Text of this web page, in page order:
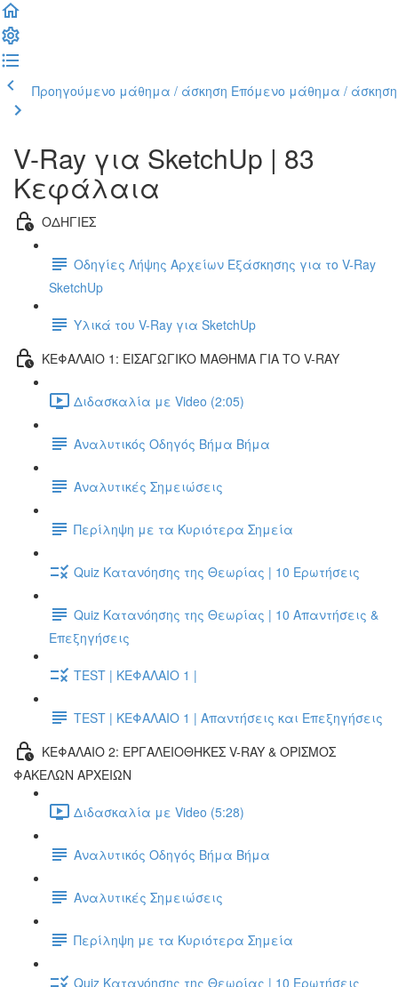
Προηγούμενο μάθημα / άσκηση Επόμενο μάθημα / άσκηση
V-Ray για SketchUp | 83
Κεφάλαια
ΟΔΗΓΙΕΣ
Οδηγίες Λήψης Αρχείων Εξάσκησης για το V-Ray
SketchUp
Υλικά του V-Ray για SketchUp
ΚΕΦΑΛΑΙΟ 1: ΕΙΣΑΓΩΓΙΚΟ ΜΑΘΗΜΑ ΓΙΑ ΤΟ V-RAY
Διδασκαλία με Video (2:05)
Αναλυτικός Οδηγός Βήμα Βήμα
Αναλυτικές Σημειώσεις
Περίληψη με τα Κυριότερα Σημεία
Quiz Κατανόησης της Θεωρίας | 10 Ερωτήσεις
Quiz Κατανόησης της Θεωρίας | 10 Απαντήσεις &
Επεξηγήσεις
TEST | ΚΕΦΑΛΑΙΟ 1 |
TEST | ΚΕΦΑΛΑΙΟ 1 | Απαντήσεις και Επεξηγήσεις
ΚΕΦΑΛΑΙΟ 2: ΕΡΓΑΛΕΙΟΘΗΚΕΣ V-RAY & ΟΡΙΣΜΟΣ
ΦΑΚΕΛΩΝ ΑΡΧΕΙΩΝ
Διδασκαλία με Video (5:28)
Αναλυτικός Οδηγός Βήμα Βήμα
Αναλυτικές Σημειώσεις
Περίληψη με τα Κυριότερα Σημεία
Quiz Κατανόησης της Θεωρίας | 10 Ερωτήσεις